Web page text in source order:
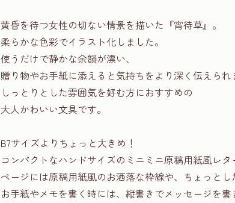
黄昏を待つ女性の切ない情景を描いた『宵待草』。
柔らかな色彩でイラスト化しました。
使うだけで静かな余韻が漂い、
贈り物やお手紙に添えると気持ちをより深く伝えられ
しっとりとした雰囲気を好む方におすすめの
大人かわいい文具です。
B7サイズよりちょっと大きめ！
コンパクトなハンドサイズのミニミニ原稿用紙風レタ
ページには原稿用紙風のお洒落な枠線や、ちょっとし
お手紙やメモを書く時には、縦書きでメッセージを書